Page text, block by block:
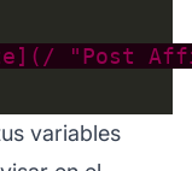
"Post
variables